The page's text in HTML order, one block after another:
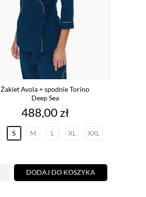
Żakiet Avola + spodnie Torino
Deep Sea
Cena
488,00 zł
S M L XL XXL
DODAJ DO KOSZYKA